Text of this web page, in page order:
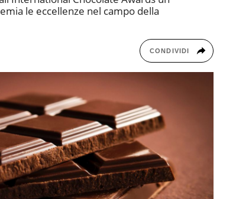
le eccellenze nel campo della
CONDIVIDI